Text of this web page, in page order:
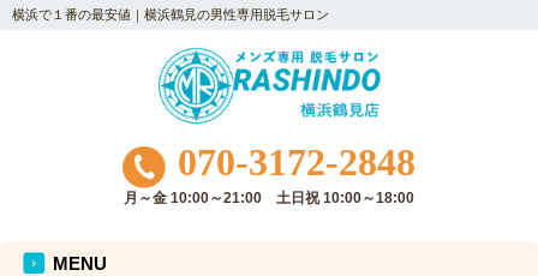
横浜で１番の最安値｜横浜鶴見の男性専用脱毛サロン
070-3172-2848
月～金 10:00～21:00 土日祝 10:00～18:00
MENU